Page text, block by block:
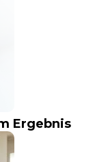
Ergebnis